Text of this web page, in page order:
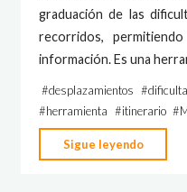
graduación de las
recorridos,
información. Es una
#desplazamientos #
#herramienta #itinerario #
Sigue leyendo
es